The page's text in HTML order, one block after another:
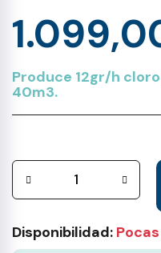
Produce 12gr/h
40m3.
Disponibilidad: